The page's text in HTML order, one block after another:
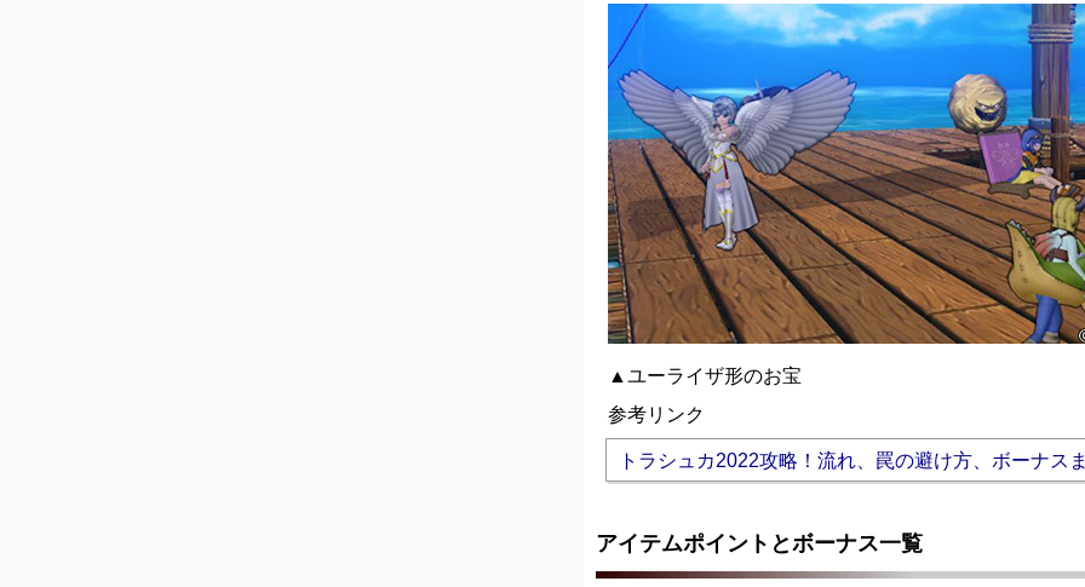
▲ユーライザ形のお宝
参考リンク
トラシュカ2022攻略！流れ、罠の避け方、ボーナス
アイテムポイントとボーナス一覧